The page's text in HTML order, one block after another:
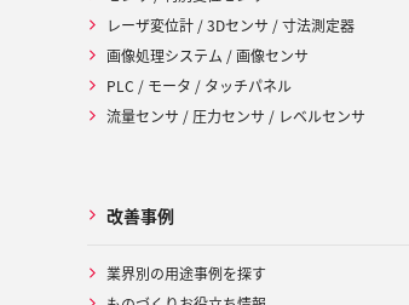
レーザ変位計 / 3Dセンサ / 寸法測定器
画像処理システム / 画像センサ
PLC / モータ / タッチパネル
流量センサ / 圧力センサ / レベルセンサ
改善事例
業界別の用途事例を探す